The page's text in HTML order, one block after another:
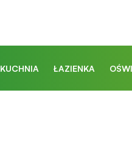
KUCHNIA ŁAZIENKA